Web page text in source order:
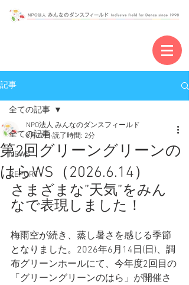
記事
全ての記事
NEWS
REPORT
全ての記事
第2回グリーングリーンの
はらWS（2026.6.14）
NPO法人 みんなのダンスフィールド
6月20日 読了時間: 2分
さまざまな”天気”をみん
なで表現しました！
梅雨空が続き、蒸し暑さを感じる季節
となりました。2026年6月14日(日)、調
布グリーンホールにて、今年度2回目の
「グリーングリーンのはら」が開催さ